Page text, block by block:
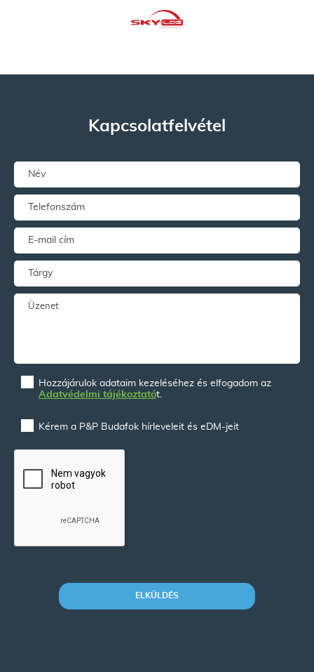
Kapcsolatfelvétel
Hozzájárulok adataim kezeléséhez és elfogadom az
Adatvédelmi tájékoztatót.
Kérem a P&P Budafok hírleveleit és eDM-jeit
ELKÜLDÉS